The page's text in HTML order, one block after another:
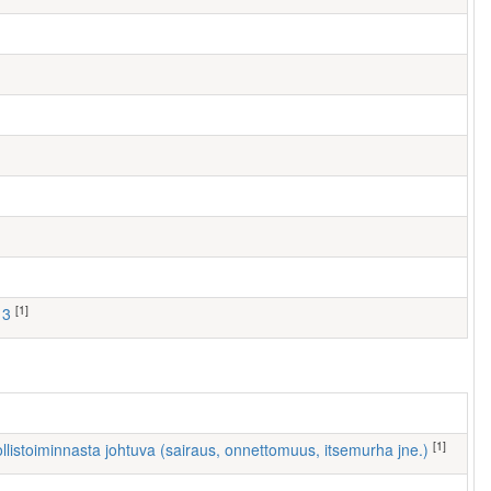
[1]
johtuva (sairaus, onnettomuus, itsemurha jne.) [1]